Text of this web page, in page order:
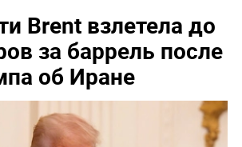
Brent взлетела до
за баррель после
об Иране